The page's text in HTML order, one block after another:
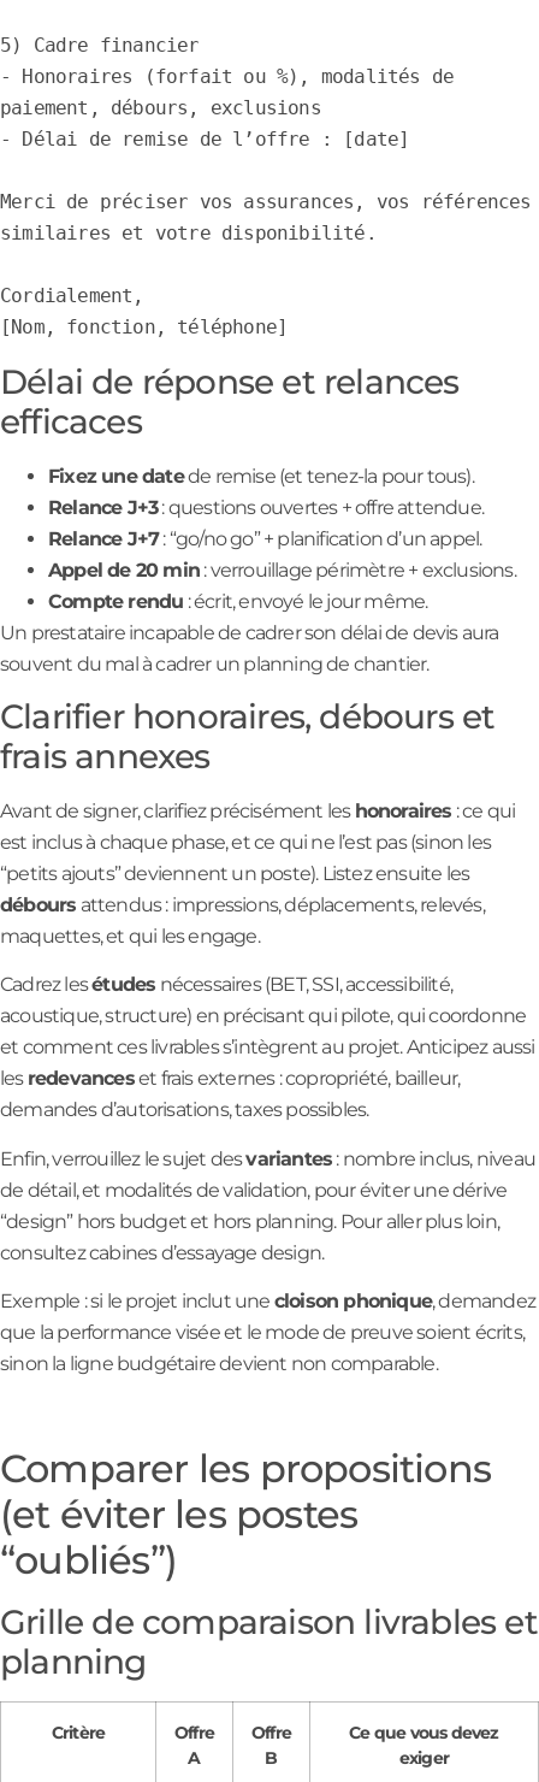
5) Cadre financier
- Honoraires (forfait ou %), modalités de
paiement, débours, exclusions
- Délai de remise de l’offre : [date]
Merci de préciser vos assurances, vos références
similaires et votre disponibilité.
Cordialement,
[Nom, fonction, téléphone]
Délai de réponse et relances
efficaces
Fixez une datede remise (et tenez-la pour tous).
Relance J+3: questions ouvertes + offre attendue.
Relance J+7: “go/no go” + planification d’un appel.
Appel de 20 min : verrouillage périmètre + exclusions.
Compte rendu : écrit, envoyé le jour même.
Un prestataire incapable de cadrer son délai de devis aura
souvent du mal à cadrer un planning de chantier.
Clarifier honoraires, débours et
frais annexes
Avant de signer, clarifiez précisément les honoraires : ce qui
est inclus à chaque phase, et ce qui ne l’est pas (sinon les
“petits ajouts” deviennent un poste). Listez ensuite les
débours attendus : impressions, déplacements, relevés,
maquettes, et qui les engage.
Cadrez lesétudes nécessaires (BET, SSI, accessibilité,
acoustique, structure) en précisant qui pilote, qui coordonne
et comment ces livrables s’intègrent au projet. Anticipez aussi
les redevanceset frais externes : copropriété, bailleur,
demandes d’autorisations, taxes possibles.
Enfin, verrouillez le sujet desvariantes : nombre inclus, niveau
de détail, et modalités de validation, pour éviter une dérive
“design” hors budget et hors planning. Pour aller plus loin,
consultez cabines d’essayage design.
Exemple : si le projet inclut une cloison phonique, demandez
que la performance visée et le mode de preuve soient écrits,
sinon la ligne budgétaire devient non comparable.
Comparer les propositions
(et éviter les postes
“oubliés”)
Grille de comparaison livrables et
planning
Critère
Offre
A
Offre
B
Ce que vous devez
exiger